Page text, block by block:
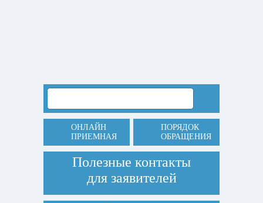
ОНЛАЙН
ПРИЕМНАЯ
ПОРЯДОК
ОБРАЩЕНИЯ
Полезные контакты
для заявителей